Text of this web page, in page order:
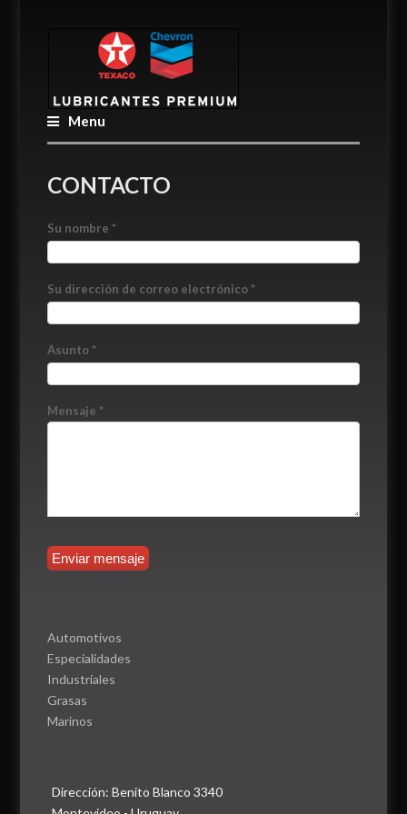
Menu
CONTACTO
Su nombre *
Su dirección de correo electrónico *
Asunto *
Mensaje *
Automotivos
Especialidades
Industriales
Grasas
Marinos
Dirección: Benito Blanco 3340